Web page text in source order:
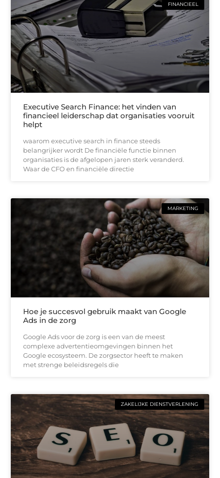
FINANCIEEL
Executive Search Finance: het vinden van
financieel leiderschap dat organisaties vooruit
helpt
waarom executive search in finance steeds
belangrijker wordt De financiële functie binnen
organisaties is de afgelopen jaren sterk veranderd.
Waar de CFO en financiële directie
MARKETING
Hoe je succesvol gebruik maakt van Google
Ads in de zorg
Google Ads voor de zorg is een van de meest
complexe advertentieomgevingen binnen het
Google ecosysteem. De zorgsector heeft te maken
met strenge beleidsregels die
ZAKELIJKE DIENSTVERLENING